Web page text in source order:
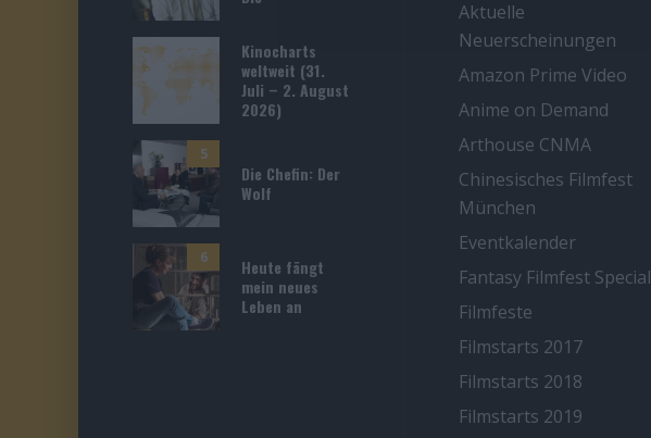
Kinocharts
weltweit (31.
Juli – 2. August
2026)
5
Die Chefin: Der
Wolf
6
Heute fängt
mein neues
Leben an
Aktuelle
Neuerscheinungen
Amazon Prime Video
Anime on Demand
Arthouse CNMA
Chinesisches Filmfest
München
Eventkalender
Fantasy Filmfest Special
Filmfeste
Filmstarts 2017
Filmstarts 2018
Filmstarts 2019